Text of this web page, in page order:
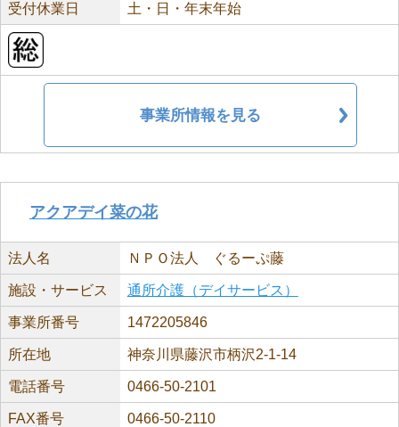
受付休業日 土・日・年末年始
事業所情報を見る
アクアデイ菜の花
法人名 ＮＰＯ法人 ぐるーぷ藤
施設・サービス 通所介護（デイサービス）
事業所番号 1472205846
所在地 神奈川県藤沢市柄沢2-1-14
電話番号 0466-50-2101
FAX番号 0466-50-2110